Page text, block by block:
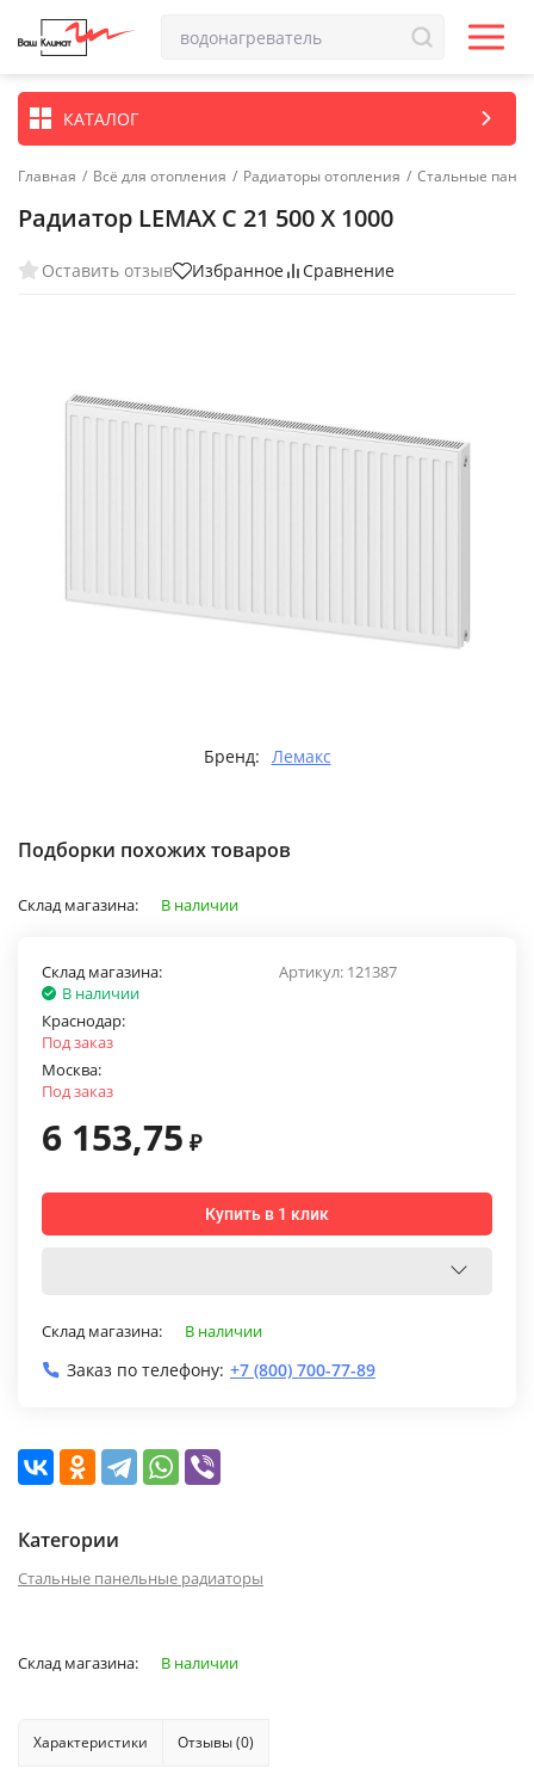
КАТАЛОГ
Главная / Всё для отопления / Радиаторы отопления / Стальные
Радиатор LEMAX C 21 500 X 1000
Оставить отзыв Избранное Сравнение
Бренд: Лемакс
Подборки похожих товаров
Склад магазина: В наличии
Артикул: 121387
Склад магазина:
В наличии
Краснодар:
Под заказ
Москва:
Под заказ
6 153,75 ₽
Купить в 1 клик
Склад магазина: В наличии
Заказ по телефону: +7 (800) 700-77-89
Категории
Стальные панельные радиаторы
Склад магазина: В наличии
Характеристики Отзывы (0)